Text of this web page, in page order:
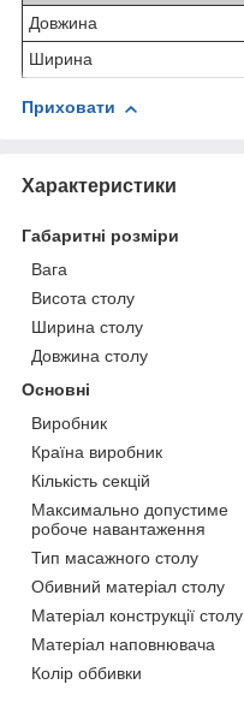
Довжина
Ширина
Приховати
Характеристики
Габаритні розміри
Вага
Висота столу
Ширина столу
Довжина столу
Основні
Виробник
Країна виробник
Кількість секцій
Максимально допустиме
робоче навантаження
Тип масажного столу
Обивний матеріал столу
Матеріал конструкції столу
Матеріал наповнювача
Колір оббивки